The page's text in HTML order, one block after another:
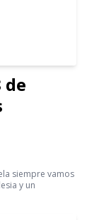
de
siempre vamos
y un